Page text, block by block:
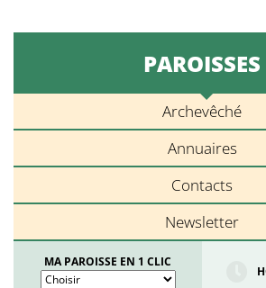
PAROISSES
Archevêché
Annuaires
Contacts
Newsletter
MA PAROISSE EN 1 CLIC